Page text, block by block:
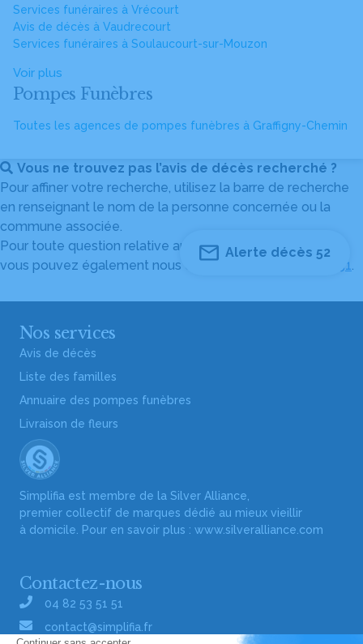
Services funéraires à Vrécourt
Avis de décès à Vaudrecourt
Services funéraires à Soulaucourt-sur-Mouzon
Voir plus
Pompes Funèbres
Toutes les agences de pompes funèbres à Graffigny-Chemin
Vous ne trouvez pas l’avis de décès recherché ?
Pour affiner votre recherche, utilisez la barre de recherche
en renseignant le nom de la personne concernée ou la
commune associée.
Pour toute question relative au fonctionnement du site,
vous pouvez également nous contacter au
04 82 53 51 51.
Alerte décès 52
Nos services
Avis de décès
Liste des familles
Annuaire des pompes funèbres
Livraison de fleurs
Simplifia est membre de la Silver Alliance,
premier collectif de marques dédié au mieux vieillir
à domicile. Pour en savoir plus : www.silveralliance.com
Contactez-nous
04 82 53 51 51
contact@simplifia.fr